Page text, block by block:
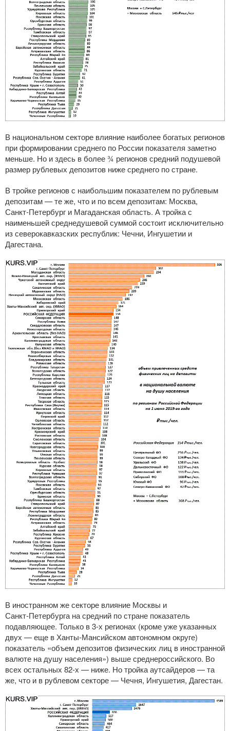
В национальном секторе влияние наиболее богатых регионов
при формировании среднего по России показателя заметно
меньше. Но и здесь в более ¾ регионов средний подушевой
размер рублевых депозитов ниже среднего по стране.
В тройке регионов с наибольшим показателем по рублевым
депозитам — те же, что и по всем депозитам: Москва,
Санкт-Петербург и Магаданская область. А тройка с
наименьшей среднедушевой суммой состоит исключительно
из северокавказских республик: Чечни, Ингушетии и
Дагестана.
В иностранном же секторе влияние Москвы и
Санкт-Петербурга на средний по стране показатель
подавляющее. Только в3-х регионах (кроме уже указанных
двух — еще в Ханты-Мансийскомавтономном округе)
показатель «объем депозитов физических лиц в иностранной
валюте на душу населения») выше среднероссийского. Во
всех остальных 82-х — ниже. Но тройка аутсайдеров — та
же, что и в рублевом секторе — Чечня, Ингушетия, Дагестан.